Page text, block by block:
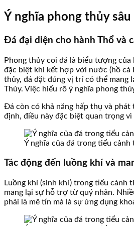
Ý nghĩa phong thủy
Đá đại diện cho hành Thổ và
Phong thủy coi đá là biểu tượng
đặc biệt khi kết hợp với nước (hồ cá
thủy, đá đặt đúng vị trí có thể mang
Thủy. Việc hiểu rõ ý nghĩa phong
Đá còn có khả năng hấp thụ và
định, điều này đặc biệt quan trọng
Ý nghĩa của đá trong tiểu
Tác động đến luồng khí và
Luồng khí (sinh khí) trong tiểu
mang lại sự hỗ trợ từ quý nhân.
phải là mê tín mà là sự ứng dụng